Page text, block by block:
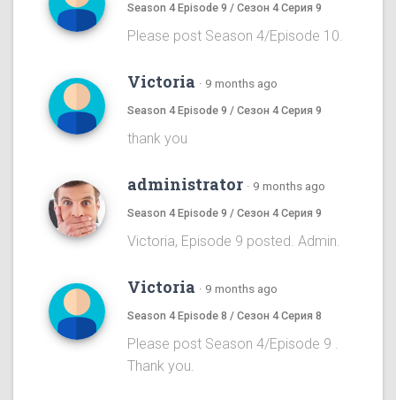
Season 4 Episode 9 / Сезон 4 Серия 9
Please post Season 4/Episode 10.
Victoria · 9 months ago
Season 4 Episode 9 / Сезон 4 Серия 9
thank you
administrator · 9 months ago
Season 4 Episode 9 / Сезон 4 Серия 9
Victoria, Episode 9 posted. Admin.
Victoria · 9 months ago
Season 4 Episode 8 / Сезон 4 Серия 8
Please post Season 4/Episode 9 .
Thank you.